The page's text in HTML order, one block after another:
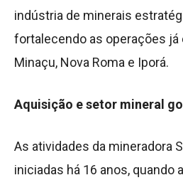
indústria de minerais
fortalecendo as operações
Minaçu, Nova Roma e Iporá.
Aquisição e setor mineral
As atividades da mineradora
iniciadas há 16 anos, quando